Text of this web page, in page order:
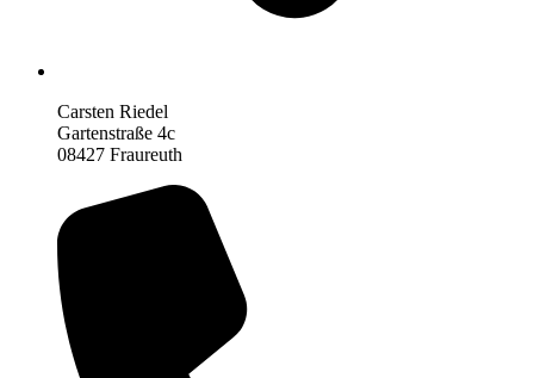
Carsten Riedel
Gartenstraße 4c
08427 Fraureuth